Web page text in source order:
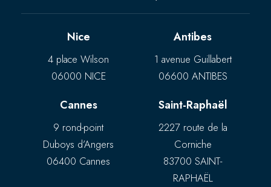
Nice
4 place Wilson
06000 NICE
Antibes
1 avenue Guillabert
06600 ANTIBES
Cannes
9 rond-point
Duboys d’Angers
06400 Cannes
Saint-Raphaël
2227 route de la
Corniche
83700 SAINT-
RAPHAËL